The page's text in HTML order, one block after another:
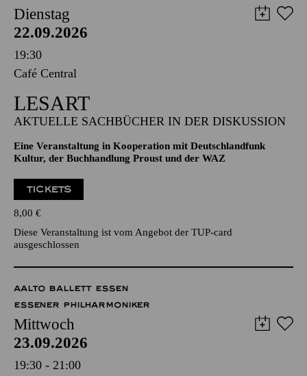
Dienstag
22.09.2026
19:30
Café Central
LESART
AKTUELLE SACHBÜCHER IN DER DISKUSSION
Eine Veranstaltung in Kooperation mit Deutschlandfunk
Kultur, der Buchhandlung Proust und der WAZ
TICKETS
8,00 €
Diese Veranstaltung ist vom Angebot der TUP-card
ausgeschlossen
AALTO BALLETT ESSEN
ESSENER PHILHARMONIKER
Mittwoch
23.09.2026
19:30 - 21:00